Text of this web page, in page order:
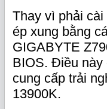
Thay vì phải
ép xung bằng
GIGABYTE
BIOS. Điều này
cung cấp trải
13900K.